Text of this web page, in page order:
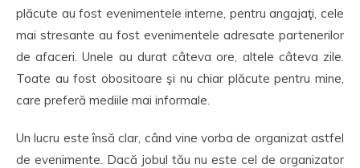
plăcute au fost evenimentele interne, pentru angajaţi, cele
mai stresante au fost evenimentele adresate partenerilor
de afaceri. Unele au durat câteva ore, altele câteva zile.
Toate au fost obositoare şi nu chiar plăcute pentru mine,
care preferă mediile mai informale.
Un lucru este însă clar, când vine vorba de organizat astfel
de evenimente. Dacă jobul tău nu este cel de organizator